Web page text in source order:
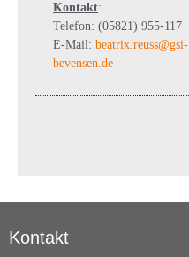
Kontakt:
Telefon: (05821) 955-117
E-Mail: beatrix.reuss@gsi-
bevensen.de
Kontakt